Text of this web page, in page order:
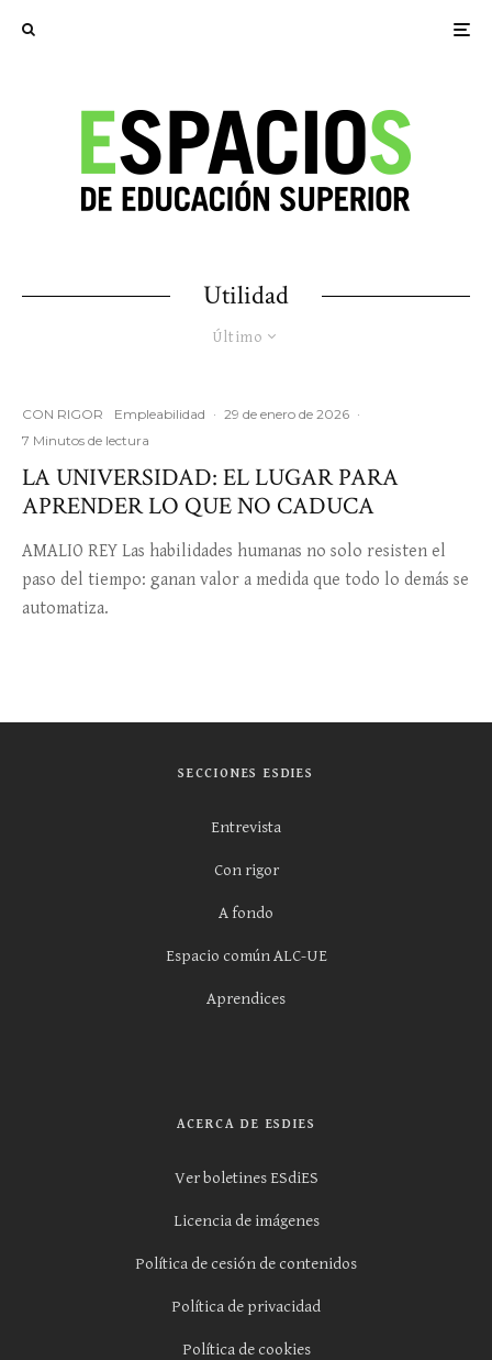
Utilidad
Último
CON RIGOR Empleabilidad · 29 de enero de 2026 ·
7 Minutos de lectura
LA UNIVERSIDAD: EL LUGAR PARA
APRENDER LO QUE NO CADUCA
AMALIO REY Las habilidades humanas no solo resisten el
paso del tiempo: ganan valor a medida que todo lo demás se
automatiza.
SECCIONES ESDIES
Entrevista
Con rigor
A fondo
Espacio común ALC-UE
Aprendices
ACERCA DE ESDIES
Ver boletines ESdiES
Licencia de imágenes
Política de cesión de contenidos
Política de privacidad
Política de cookies